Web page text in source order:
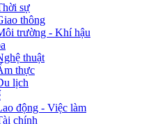
sự
thông
trường - Khí hậu
thuật
thực
lịch
động - Việc làm
chính